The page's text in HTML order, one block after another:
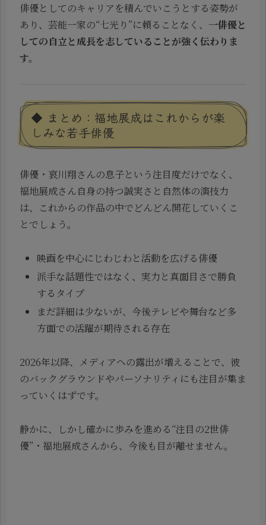
俳優としてのキャリアを積んでいこうとする姿勢が
あり、芸能一家の“七光り”に頼ることなく、 一俳優と
しての自立と成長を志していることが強く伝わりま
す。
◆ まとめ：福地展成はこれからが楽
しみな若手俳優
俳優・哀川翔さんの息子という注目度だけでなく、
福地展成さん自身の持つ誠実さと自然体の演技力
は、これからの作品の中でどんどん開花していくこ
とでしょう。
映画を中心にじわじわと活動を広げる俳優
派手な話題性ではなく、実力と真面目さで勝負
するタイプ
まだ詳細は少ないが、今後テレビや舞台など多
方面での活躍が期待される存在
2026年以降、メディアへの露出が増えることで、彼
のバックグラウンドやパーソナリティにも注目が集ま
っていくはずです。
静かに、しかし確かに歩みを進める“注目の2世俳
優”・福地展成さんから、今後も目が離せません。